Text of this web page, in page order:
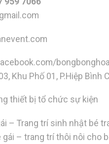
Khu Phố 01, P.Hiệp Bình
thiết bị tổ chức sự kiện
– Trang trí sinh nhật bé
– trang trí thôi nôi cho